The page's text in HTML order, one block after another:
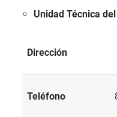
Unidad Técnica del
Dirección
Teléfono